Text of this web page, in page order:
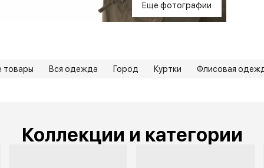
Еще фотографии
товары Вся одежда Город Куртки Флисовая
Коллекции и категории